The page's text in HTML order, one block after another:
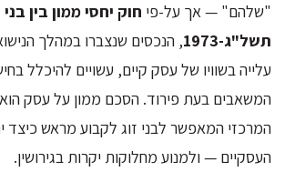
"שלהם" — אך על-פי חוק יחסי ממון בין בני
תשל"ג-1973
, הנכסים שנצברו במהלך
עלייה בשוויו של עסק קיים, עשויים להיכלל
המשאבים בעת פירוד. הסכם ממון על עסק
המרכזי המאפשר לבני זוג לקבוע מראש כיצד
העסקיים — ולמנוע מחלוקות יקרות בגירושין.